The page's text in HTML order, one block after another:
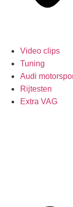
Video clips
Tuning
Audi
Rijtesten
Extra VAG